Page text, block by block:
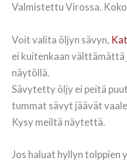
Valmistettu Virossa.
Voit valita öljyn sävyn,
ei kuitenkaan välttämättä
näytöllä.
Sävytetty öljy ei peitä
tummat sävyt jäävät
Kysy meiltä näytettä.
Jos haluat hyllyn